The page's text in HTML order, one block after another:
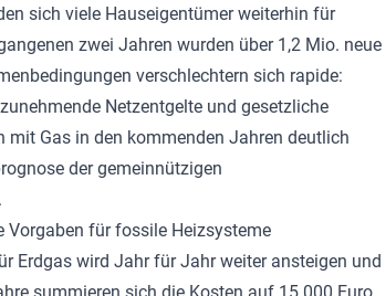
sich viele Hauseigentümer weiterhin für
zwei Jahren wurden über 1,2 Mio. neue
verschlechtern sich rapide:
Netzentgelte und gesetzliche
mit Gas in den kommenden Jahren deutlich
der gemeinnützigen
Vorgaben für fossile Heizsysteme
Erdgas wird Jahr für Jahr weiter ansteigen und